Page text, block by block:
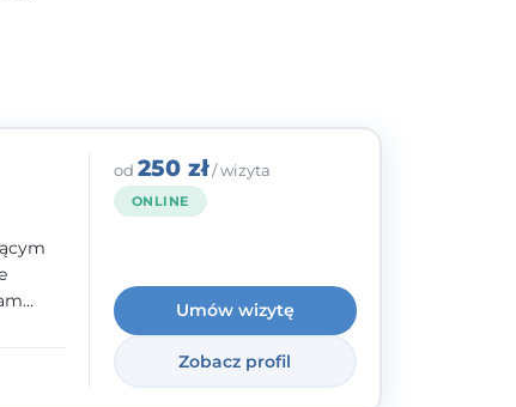
od 250 zł/ wizyta
ONLINE
Umów wizytę
Zobacz profil